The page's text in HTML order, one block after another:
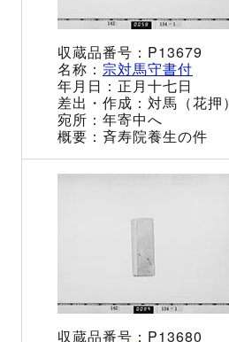
P13679
宗対馬守書付
正月十七日
対馬（花押）
年寄中へ
斉寿院養生の件
P13680